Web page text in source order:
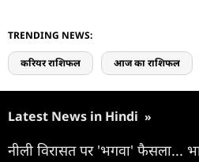
TRENDING NEWS:
करियर राशिफल आज का राशिफल
Latest News in Hindi »
नीली विरासत पर 'भगवा' फैसला...